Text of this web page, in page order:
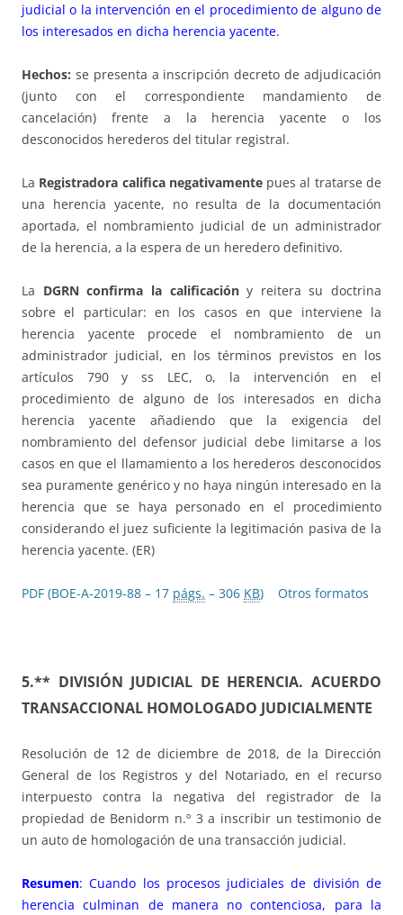
judicial o la intervención en el procedimiento de alguno de
los interesados en dicha herencia yacente.
Hechos: se presenta a inscripción decreto de adjudicación
(junto con el correspondiente mandamiento de
cancelación) frente a la herencia yacente o los
desconocidos herederos del titular registral.
La Registradora califica negativamentepues al tratarse de
una herencia yacente, no resulta de la documentación
aportada, el nombramiento judicial de un administrador
de la herencia, a la espera de un heredero definitivo.
La DGRN confirma la calificacióny reitera su doctrina
sobre el particular: en los casos en que interviene la
herencia yacente procede el nombramiento de un
administrador judicial, en los términos previstos en los
artículos 790 y ss LEC, o, la intervención en el
procedimiento de alguno de los interesados en dicha
herencia yacente añadiendo que la exigencia del
nombramiento del defensor judicial debe limitarse a los
casos en que el llamamiento a los herederos desconocidos
sea puramente genérico y no haya ningún interesado en la
herencia que se haya personado en el procedimiento
considerando el juez suficiente la legitimación pasiva de la
herencia yacente. (ER)
PDF (BOE-A-2019-88 – 17 págs. – 306 KB) Otros formatos
5.** DIVISIÓN JUDICIAL DE HERENCIA. ACUERDO
TRANSACCIONAL HOMOLOGADO JUDICIALMENTE
Resolución de 12 de diciembre de 2018, de la Dirección
General de los Registros y del Notariado, en el recurso
interpuesto contra la negativa del registrador de la
propiedad de Benidorm n.º 3 a inscribir un testimonio de
un auto de homologación de una transacción judicial.
Resumen: Cuando los procesos judiciales de división de
herencia culminan de manera no contenciosa, para la